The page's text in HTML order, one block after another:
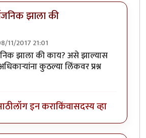
झाला की
11/2017 21:01
झाला की काय? असे झाल्यास
कुठल्या लिंकवर प्रश्न
लॉग इन कराकिंवासदस्य व्हा